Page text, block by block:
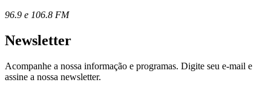
96.9 e 106.8 FM
Newsletter
Acompanhe a nossa informação e programas. Digite seu e-mail e
assine a nossa newsletter.